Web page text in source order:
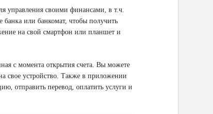
управления своими финансами, в т.ч.
или банкомат, чтобы получить
на свой смартфон или планшет и
с момента открытия счета. Вы можете
свое устройство. Также в приложении
отправить перевод, оплатить услуги и